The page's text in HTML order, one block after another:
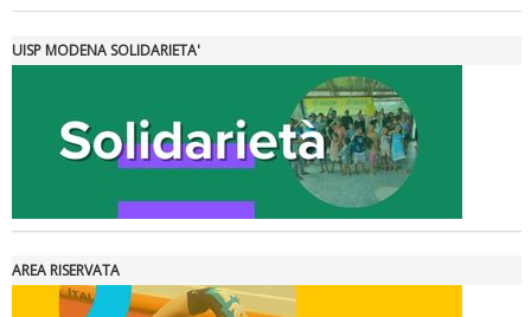
UISP MODENA SOLIDARIETA'
AREA RISERVATA